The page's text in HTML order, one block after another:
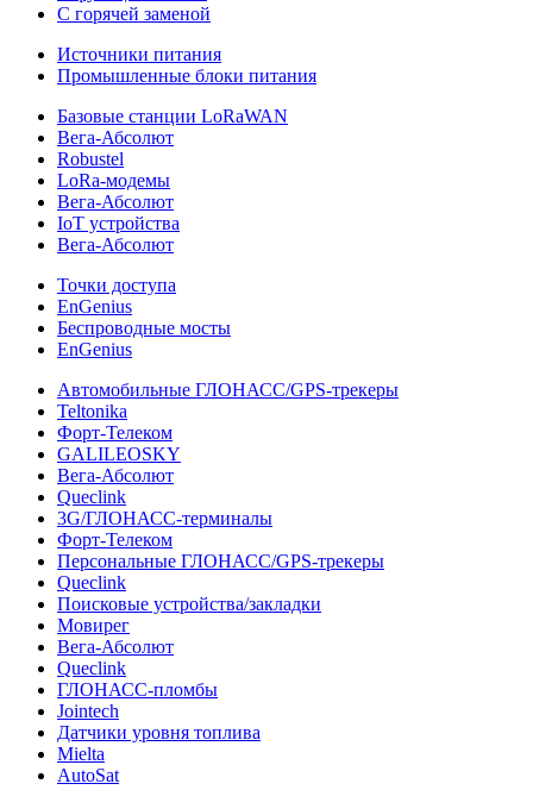
С горячей заменой
Источники питания
Промышленные блоки питания
Базовые станции LoRaWAN
Вега-Абсолют
Robustel
LoRa-модемы
Вега-Абсолют
IoT устройства
Вега-Абсолют
Точки доступа
EnGenius
Беспроводные мосты
EnGenius
Автомобильные ГЛОНАСС/GPS-трекеры
Teltonika
Форт-Телеком
GALILEOSKY
Вега-Абсолют
Queclink
3G/ГЛОНАСС-терминалы
Форт-Телеком
Персональные ГЛОНАСС/GPS-трекеры
Queclink
Поисковые устройства/закладки
Мовирег
Вега-Абсолют
Queclink
ГЛОНАСС-пломбы
Jointech
Датчики уровня топлива
Mielta
AutoSat